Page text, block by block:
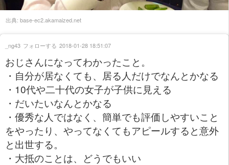
出典: base-ec2.akamaized.net
おじさんになってわかったこと。
・自分が居なくても、居る人だけでなんとかなる
・10代や二十代の女子が子供に見える
・だいたいなんとかなる
・優秀な人ではなく、簡単でも評価しやすいこと
をやったり、やってなくてもアピールすると意外
と出世する。
・大抵のことは、どうでもいい
_ng43 フォローする 2018-01-28 18:51:07